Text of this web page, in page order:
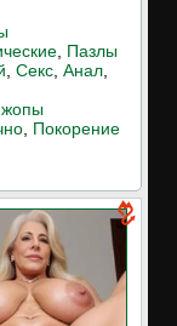
Пазлы
Секс Анал
Покорение